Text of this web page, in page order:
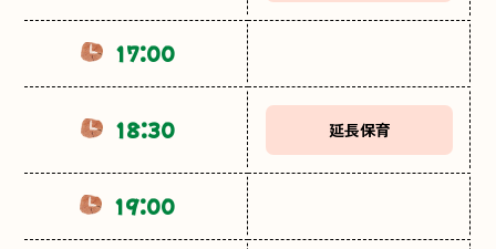
17:00
18:30 延長保育
19:00